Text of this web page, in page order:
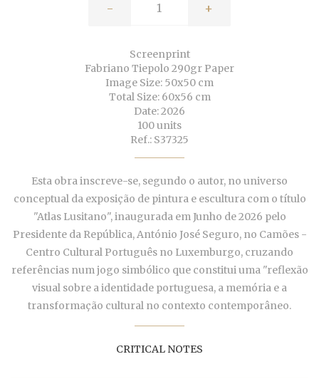
- +
Screenprint
Fabriano Tiepolo 290gr Paper
Image Size: 50x50 cm
Total Size: 60x56 cm
Date: 2026
100 units
Ref.: S37325
Esta obra inscreve-se, segundo o autor, no universo
conceptual da exposição de pintura e escultura com o título
"Atlas Lusitano", inaugurada em Junho de 2026 pelo
Presidente da República, António José Seguro, no Camões -
Centro Cultural Português no Luxemburgo, cruzando
referências num jogo simbólico que constitui uma "reflexão
visual sobre a identidade portuguesa, a memória e a
transformação cultural no contexto contemporâneo.
CRITICAL NOTES